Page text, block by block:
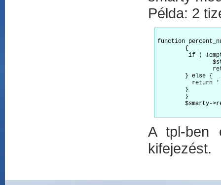
Példa: 2
function
A tpl-ben
kifejezést.